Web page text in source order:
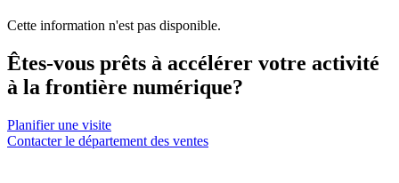
Cette information n'est pas disponible.
Êtes-vous prêts à accélérer votre activité
à la frontière numérique?
Planifier une visite
Contacter le département des ventes